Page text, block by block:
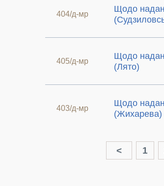
404/д-мр
Щодо
405/д-мр
Щодо
(Лято)
403/д-мр
Щодо
(Жихарева)
< 1